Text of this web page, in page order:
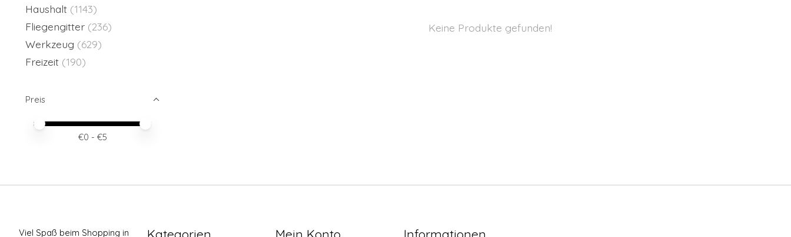
Haushalt (1143)
Fliegengitter (236)
Werkzeug (629)
Freizeit (190)
Preis
Preis – Mindestwert
Price maximum value
€0 - €5
Keine Produkte gefunden!
Viel Spaß beim Shopping in